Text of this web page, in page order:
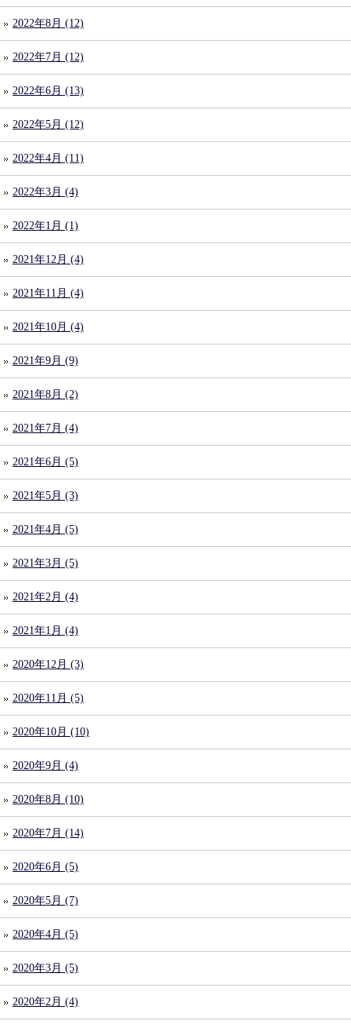
2022年8月 (12)
2022年7月 (12)
2022年6月 (13)
2022年5月 (12)
2022年4月 (11)
2022年3月 (4)
2022年1月 (1)
2021年12月 (4)
2021年11月 (4)
2021年10月 (4)
2021年9月 (9)
2021年8月 (2)
2021年7月 (4)
2021年6月 (5)
2021年5月 (3)
2021年4月 (5)
2021年3月 (5)
2021年2月 (4)
2021年1月 (4)
2020年12月 (3)
2020年11月 (5)
2020年10月 (10)
2020年9月 (4)
2020年8月 (10)
2020年7月 (14)
2020年6月 (5)
2020年5月 (7)
2020年4月 (5)
2020年3月 (5)
2020年2月 (4)